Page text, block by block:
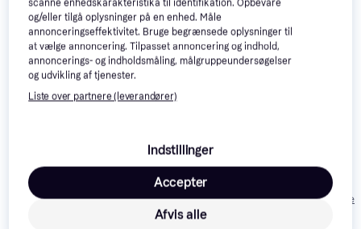
interesser. Vis alle
Guard Black
150 kr.
Venum Challenger
Mouthguard -
Red/Black
119 kr.
Eller 3 betalinger af 40 kr. Eller 3 betalinger
scanne enhedskarakteristika til identifikation. Opbevare
og/eller tilgå oplysninger på en enhed. Måle
annonceringseffektivitet. Bruge begrænsede oplysninger til
at vælge annoncering. Tilpasset annoncering og indhold,
annoncerings- og indholdsmåling, målgruppeundersøgelser
og udvikling af tjenester.
Liste over partnere (leverandører)
Indstillinger
Afvis alle
Accepter